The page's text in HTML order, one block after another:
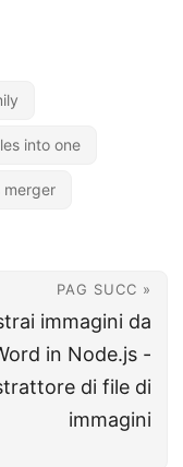
into one
merger
PAG SUCC »
immagini da
in Node.js -
di file di
immagini